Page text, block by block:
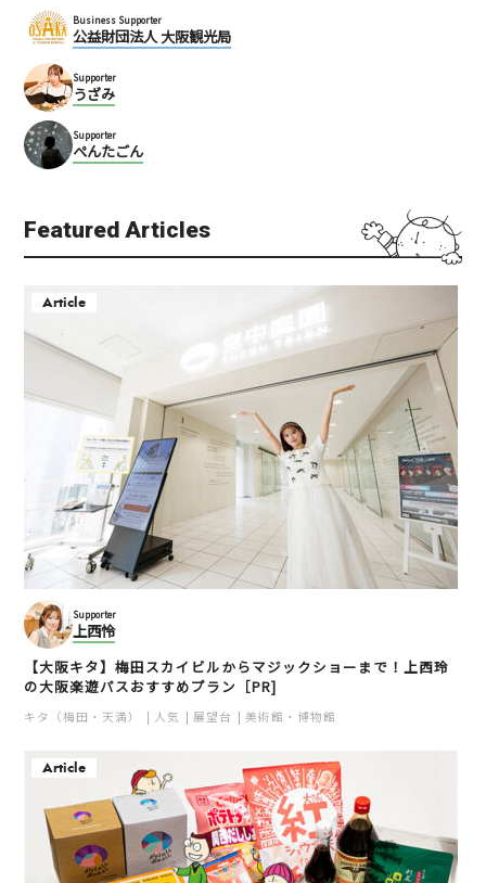
Business Supporter
公益財団法人 大阪観光局
Supporter
うざみ
Supporter
ぺんたごん
Featured Articles
Article
Supporter
上西怜
【大阪キタ】梅田スカイビルからマジックショーまで！上西玲
の大阪楽遊パスおすすめプラン［PR]
キタ（梅田・天満） 人気 展望台 美術館・博物館
Article